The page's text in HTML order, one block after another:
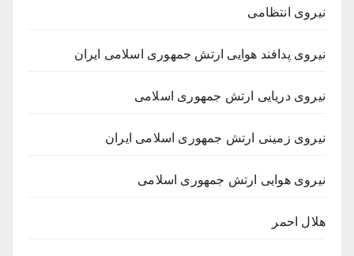
نیروی انتظامی
نیروی پدافند هوایی ارتش جمهوری اسلامی ایران
نیروی دریایی ارتش جمهوری اسلامی
نیروی زمینی ارتش جمهوری اسلامی ایران
نیروی هوایی ارتش جمهوری اسلامی
هلال احمر